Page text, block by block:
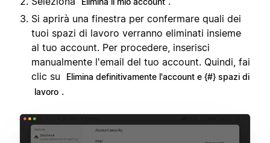
Si aprirà una finestra per confermare quali dei
tuoi spazi di lavoro verranno eliminati insieme
al tuo account. Per procedere, inserisci
manualmente l'email del tuo account. Quindi, fai
clic su
Elimina definitivamente l'account e {#} spazi di
lavoro .